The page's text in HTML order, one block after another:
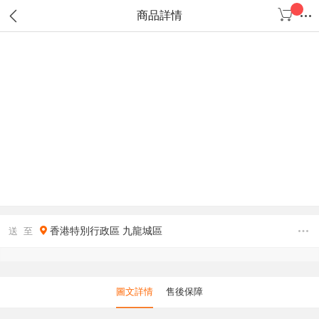
商品詳情
送 至 香港特別行政區 九龍城區
圖文詳情 售後保障